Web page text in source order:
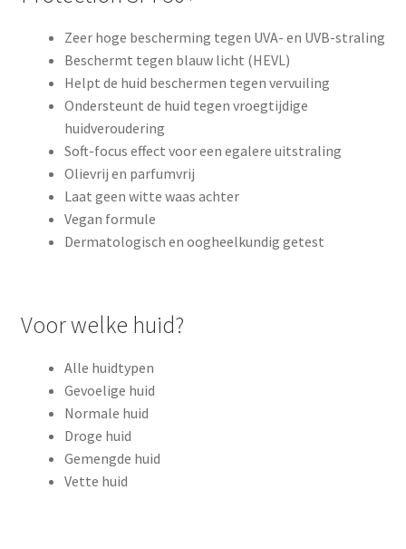
Zeer hoge bescherming tegen UVA- en UVB-straling
Beschermt tegen blauw licht (HEVL)
Helpt de huid beschermen tegen vervuiling
Ondersteunt de huid tegen vroegtijdige
huidveroudering
Soft-focus effect voor een egalere uitstraling
Olievrij en parfumvrij
Laat geen witte waas achter
Vegan formule
Dermatologisch en oogheelkundig getest
Voor welke huid?
Alle huidtypen
Gevoelige huid
Normale huid
Droge huid
Gemengde huid
Vette huid